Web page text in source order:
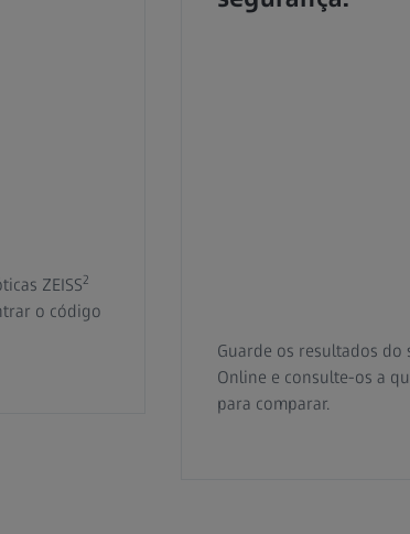
ZEISS2
o código
Guarde os resultados do
Online e consulte-os a
para comparar.